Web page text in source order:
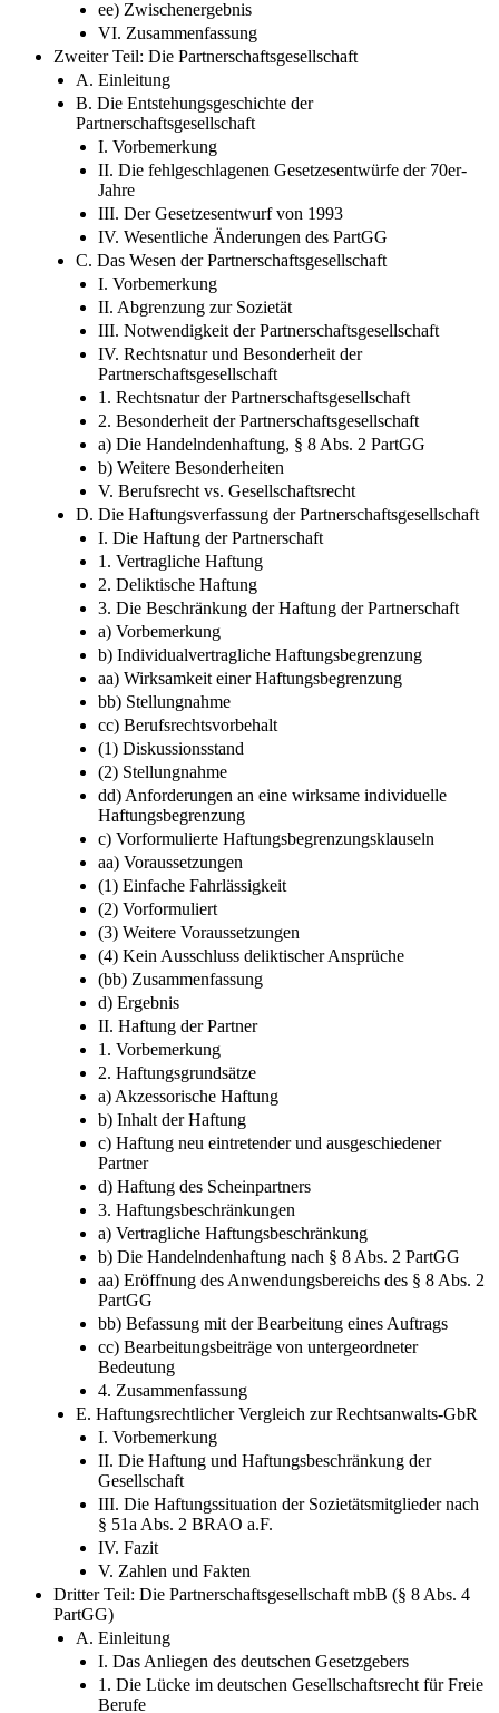
dd) besonderes Vertrauensverhältnis und
Verschwiegenheitspflicht
ee) Zwischenergebnis
VI. Zusammenfassung
Zweiter Teil: Die Partnerschaftsgesellschaft
A. Einleitung
B. Die Entstehungsgeschichte der
Partnerschaftsgesellschaft
I. Vorbemerkung
II. Die fehlgeschlagenen Gesetzesentwürfe der 70er-
Jahre
III. Der Gesetzesentwurf von 1993
IV. Wesentliche Änderungen des PartGG
C. Das Wesen der Partnerschaftsgesellschaft
I. Vorbemerkung
II. Abgrenzung zur Sozietät
III. Notwendigkeit der Partnerschaftsgesellschaft
IV. Rechtsnatur und Besonderheit der
Partnerschaftsgesellschaft
1. Rechtsnatur der Partnerschaftsgesellschaft
2. Besonderheit der Partnerschaftsgesellschaft
a) Die Handelndenhaftung, § 8 Abs. 2 PartGG
b) Weitere Besonderheiten
V. Berufsrecht vs. Gesellschaftsrecht
D. Die Haftungsverfassung der Partnerschaftsgesellschaft
I. Die Haftung der Partnerschaft
1. Vertragliche Haftung
2. Deliktische Haftung
3. Die Beschränkung der Haftung der Partnerschaft
a) Vorbemerkung
b) Individualvertragliche Haftungsbegrenzung
aa) Wirksamkeit einer Haftungsbegrenzung
bb) Stellungnahme
cc) Berufsrechtsvorbehalt
(1) Diskussionsstand
(2) Stellungnahme
dd) Anforderungen an eine wirksame individuelle
Haftungsbegrenzung
c) Vorformulierte Haftungsbegrenzungsklauseln
aa) Voraussetzungen
(1) Einfache Fahrlässigkeit
(2) Vorformuliert
(3) Weitere Voraussetzungen
(4) Kein Ausschluss deliktischer Ansprüche
(bb) Zusammenfassung
d) Ergebnis
II. Haftung der Partner
1. Vorbemerkung
2. Haftungsgrundsätze
a) Akzessorische Haftung
b) Inhalt der Haftung
c) Haftung neu eintretender und ausgeschiedener
Partner
d) Haftung des Scheinpartners
3. Haftungsbeschränkungen
a) Vertragliche Haftungsbeschränkung
b) Die Handelndenhaftung nach § 8 Abs. 2 PartGG
aa) Eröffnung des Anwendungsbereichs des § 8 Abs. 2
PartGG
bb) Befassung mit der Bearbeitung eines Auftrags
cc) Bearbeitungsbeiträge von untergeordneter
Bedeutung
4. Zusammenfassung
E. Haftungsrechtlicher Vergleich zur Rechtsanwalts-GbR
I. Vorbemerkung
II. Die Haftung und Haftungsbeschränkung der
Gesellschaft
III. Die Haftungssituation der Sozietätsmitglieder nach
§ 51a Abs. 2 BRAO a.F.
IV. Fazit
V. Zahlen und Fakten
Dritter Teil: Die Partnerschaftsgesellschaft mbB (§ 8 Abs. 4
PartGG)
A. Einleitung
I. Das Anliegen des deutschen Gesetzgebers